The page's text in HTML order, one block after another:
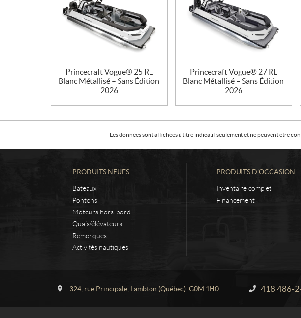
Princecraft Vogue® 25 RL
Blanc Métallisé – Sans Édition
2026
Princecraft Vogue® 27 RL
Blanc Métallisé – Sans Édition
2026
Les données sont affichées à titre indicatif seulement et ne peuvent être
PRODUITS NEUFS
Bateaux
Pontons
Moteurs hors-bord
Quais/élévateurs
Remorques
Activités nautiques
PRODUITS D'OCCASION
Inventaire complet
Financement
324, rue Principale, Lambton (Québec) G0M 1H0 Information :
418 486-